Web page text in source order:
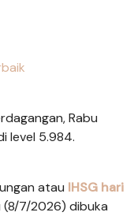
Rabu
level 5.984.
atau IHSG hari
(8/7/2026) dibuka